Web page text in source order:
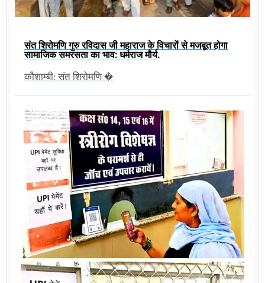
संत शिरोमणि गुरु रविदास जी महाराज के विचारों से मजबूत होगा
सामाजिक समरसता का भाव: धर्मराज मौर्य,
कौशाम्बी: संत शिरोमणि �